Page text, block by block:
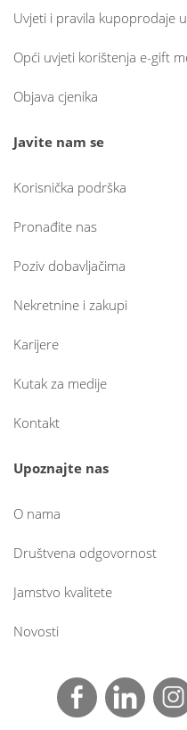
Uvjeti i pravila kupoprodaje
Opći uvjeti korištenja e-gift
Objava cjenika
Javite nam se
Korisnička podrška
Pronađite nas
Poziv dobavljačima
Nekretnine i zakupi
Karijere
Kutak za medije
Kontakt
Upoznajte nas
O nama
Društvena odgovornost
Jamstvo kvalitete
Novosti